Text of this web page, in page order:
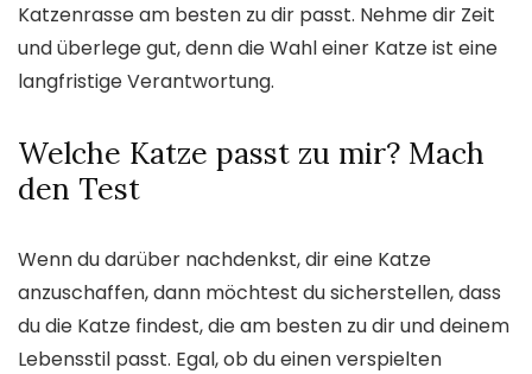
Katzenrasse am besten zu dir passt. Nehme dir Zeit
und überlege gut, denn die Wahl einer Katze ist eine
langfristige Verantwortung.
Welche Katze passt zu mir? Mach
den Test
Wenn du darüber nachdenkst, dir eine Katze
anzuschaffen, dann möchtest du sicherstellen, dass
du die Katze findest, die am besten zu dir und deinem
Lebensstil passt. Egal, ob du einen verspielten